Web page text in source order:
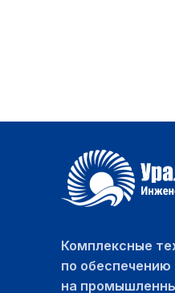
Комплексные
по обеспечению
на